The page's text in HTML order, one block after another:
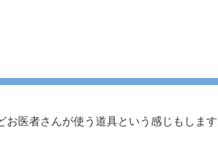
お医者さんが使う道具という感じもしま